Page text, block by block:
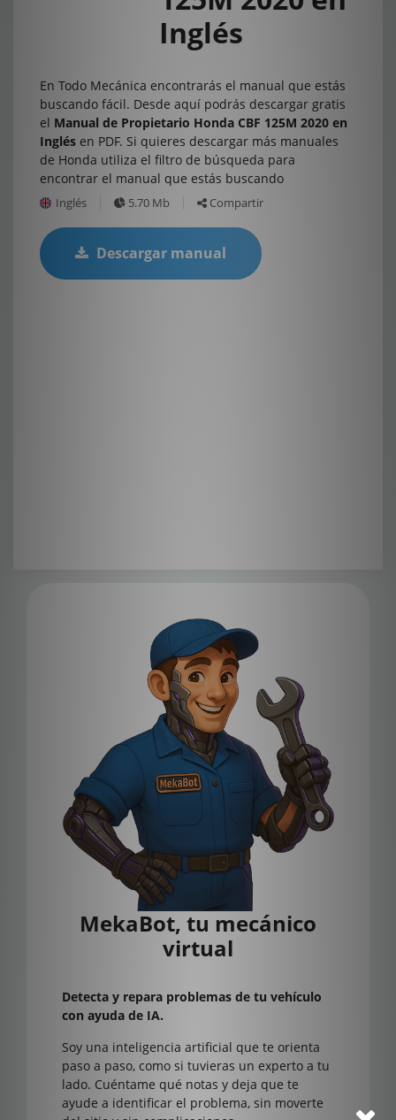
Inglés
En Todo Mecánica encontrarás el manual que estás
buscando fácil. Desde aquí podrás descargar gratis
el Manual de Propietario Honda CBF 125M 2020 en
Inglés en PDF. Si quieres descargar más manuales
de Honda utiliza el filtro de búsqueda para
encontrar el manual que estás buscando
Inglés 5.70 Mb Compartir
Descargar manual
MekaBot, tu mecánico
virtual
Detecta y repara problemas de tu vehículo
con ayuda de IA.
Soy una inteligencia artificial que te orienta
paso a paso, como si tuvieras un experto a tu
lado. Cuéntame qué notas y deja que te
ayude a identificar el problema, sin moverte